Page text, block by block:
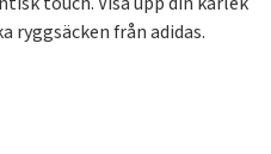
från adidas.